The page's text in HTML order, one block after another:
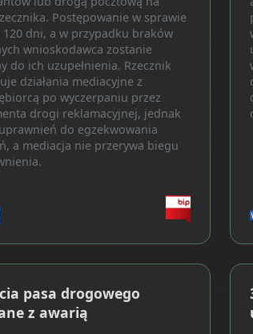
Postępowanie w sprawie
dni, a w przypadku braków
wnioskodawca zostanie
do ich uzupełnienia. Rzecznik
działania mediacyjne z
po wyczerpaniu przez
drogi reklamacyjnej, jednak
do egzekwowania
a mediacja nie przerywa biegu
pasa drogowego
z awarią